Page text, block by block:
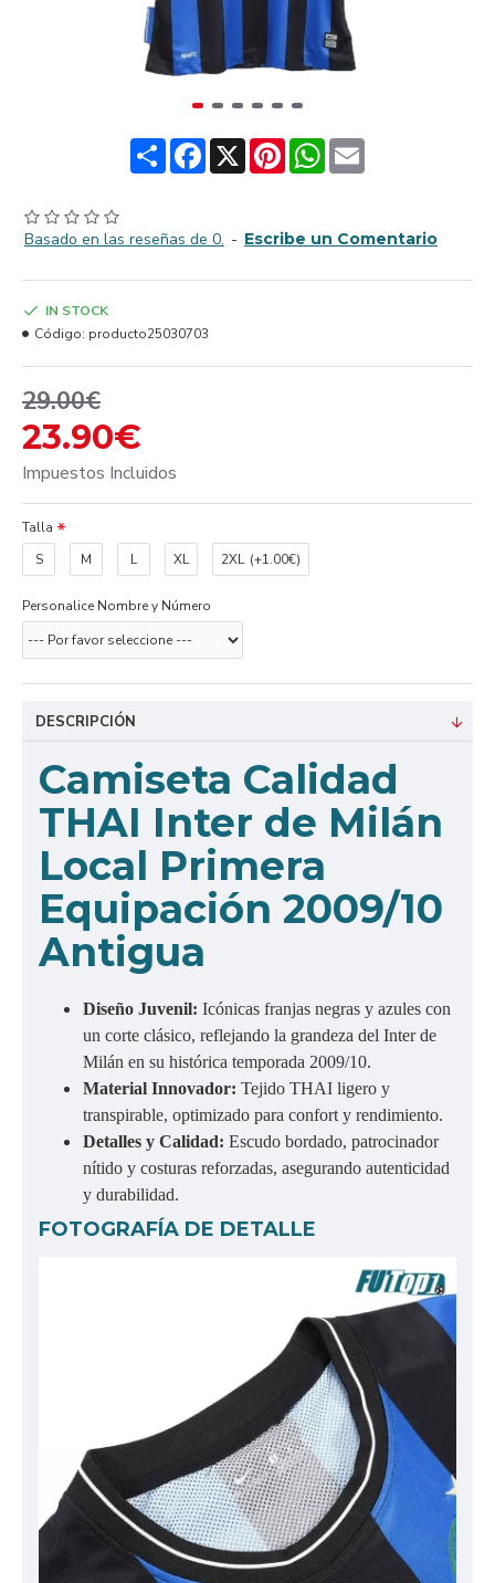
ShareFacebook
X PinterestWhatsApp
Email
Basado en las reseñas de 0. - Escribe un Comentario
23.90€
29.00€
Impuestos Incluidos
IN STOCK
Código: producto25030703
Talla
S
M L XL 2XL (+1.00€)
Personalice Nombre y Número
DESCRIPCIÓN
Camiseta Calidad
THAI Inter de Milán
Local Primera
Equipación 2009/10
Antigua
Diseño Juvenil: Icónicas franjas negras y azules con
un corte clásico, reflejando la grandeza del Inter de
Milán en su histórica temporada 2009/10.
Material Innovador: Tejido THAI ligero y
transpirable, optimizado para confort y rendimiento.
Detalles y Calidad: Escudo bordado, patrocinador
nítido y costuras reforzadas, asegurando autenticidad
y durabilidad.
FOTOGRAFÍA DE DETALLE